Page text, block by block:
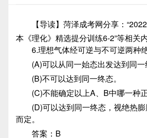
【导读】菏泽成考网分享：
本《理化》精选提分训练6-2”等相关内
6.理想气体经可逆与不可逆两种
(A)可以从同一始态出发达到同一
(B)不可以达到同一终态。
(C)不能确定以上A、B中哪一种正
(D)可以达到同一终态，视绝热膨
而定。
答案：B